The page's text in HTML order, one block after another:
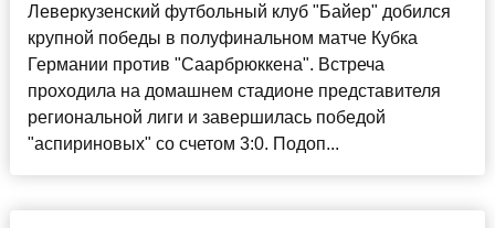
Леверкузенский футбольный клуб "Байер" добился
крупной победы в полуфинальном матче Кубка
Германии против "Саарбрюккена". Встреча
проходила на домашнем стадионе представителя
региональной лиги и завершилась победой
"аспириновых" со счетом 3:0. Подоп...